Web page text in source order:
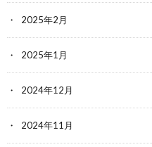
2025年2月
2025年1月
2024年12月
2024年11月